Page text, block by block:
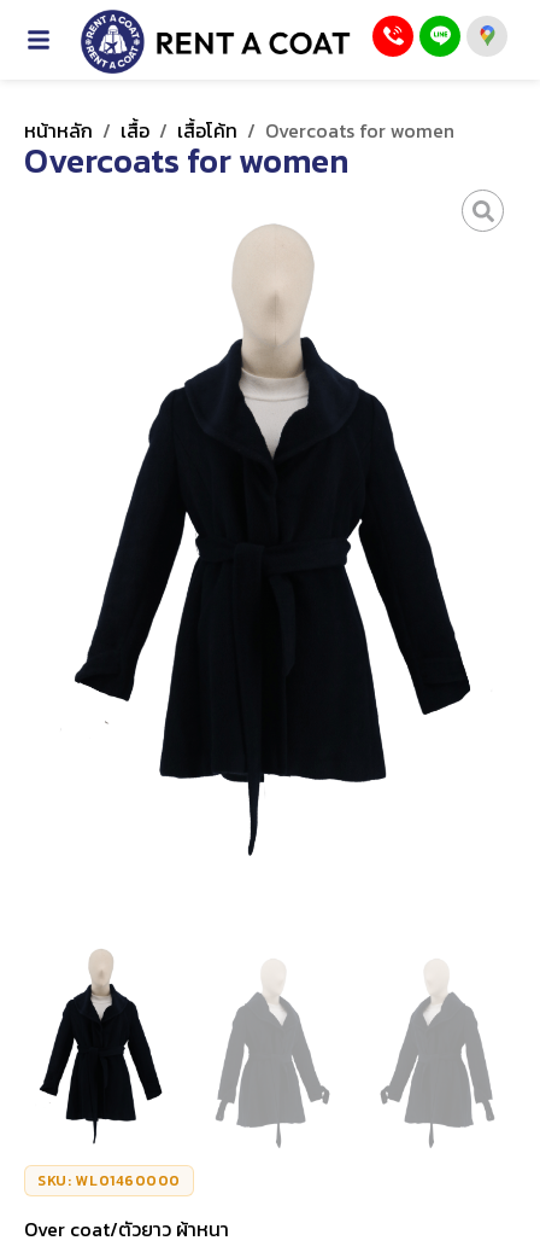
หน้าหลัก / เสื้อ / เสื้อโค้ท / Overcoats for women
Overcoats for women
SKU: WL01460000
Over coat/ตัวยาว ผ้าหนา